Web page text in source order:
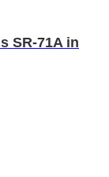
SR-71A in